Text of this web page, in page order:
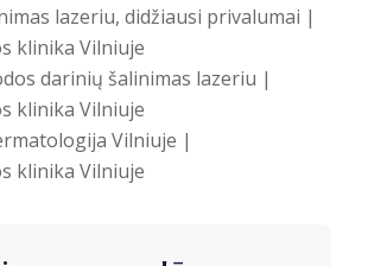
lazeriu, didžiausi privalumai |
klinika Vilniuje
darinių šalinimas lazeriu |
klinika Vilniuje
Vilniuje |
klinika Vilniuje